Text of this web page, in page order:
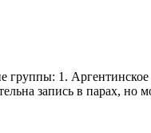
1.
запись в парах,